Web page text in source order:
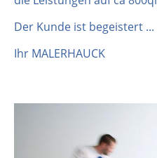
Der Kunde ist begeistert ...
Ihr MALERHAUCK